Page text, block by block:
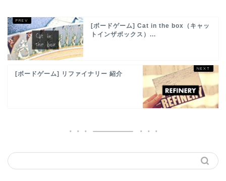
[ボードゲーム] Cat in the box（キャッ
トインザボックス）...
[ボードゲーム] リファイナリー 紹介